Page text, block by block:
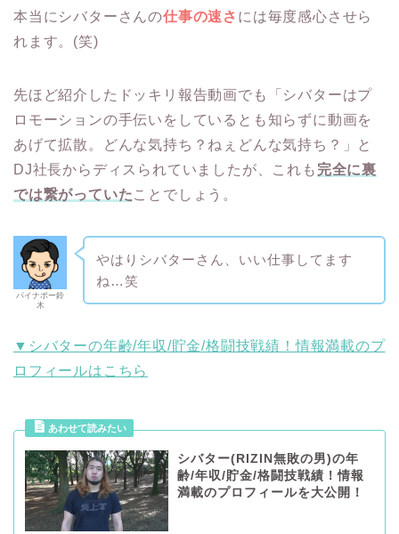
本当にシバターさんの仕事の速さ には毎度感心させら
れます。(笑)
先ほど紹介したドッキリ報告動画でも「シバターはプ
ロモーションの手伝いをしているとも知らずに動画を
あげて拡散。どんな気持ち？ねぇどんな気持ち？」と
DJ社長からディスられていましたが、これも 完全に裏
では繋がっていたことでしょう。
パイナポー鈴
木
やはりシバターさん、いい仕事してます
ね…笑
▼シバターの年齢/年収/貯金/格闘技戦績！情報満載のプ
ロフィールはこちら
シバター(RIZIN無敗の男)の年
齢/年収/貯金/格闘技戦績！情報
満載のプロフィールを大公開！